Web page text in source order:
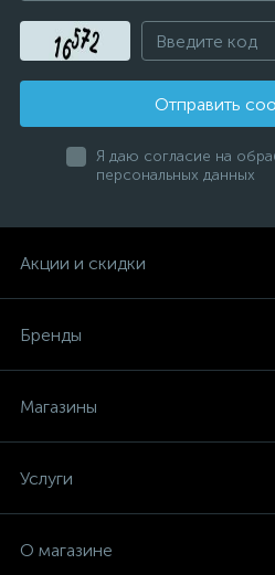
Отправить
Я даю согласие на
персональных данных
Акции и скидки
Бренды
Магазины
Услуги
О магазине